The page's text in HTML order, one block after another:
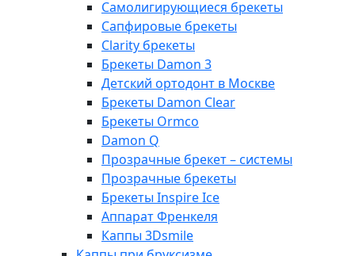
Cамолигирующиеся брекеты
Сапфировые брекеты
Clarity брекеты
Брекеты Damon 3
Детский ортодонт в Москве
Брекеты Damon Clear
Брекеты Ormco
Damon Q
Прозрачные брекет – системы
Прозрачные брекеты
Брекеты Inspire Ice
Аппарат Френкеля
Каппы 3Dsmile